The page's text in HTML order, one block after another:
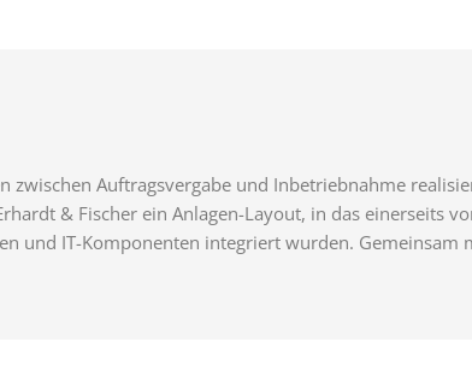
zwischen Auftragsvergabe und Inbetriebnahme
& Fischer ein Anlagen-Layout, in das einerseits
und IT-Komponenten integriert wurden.